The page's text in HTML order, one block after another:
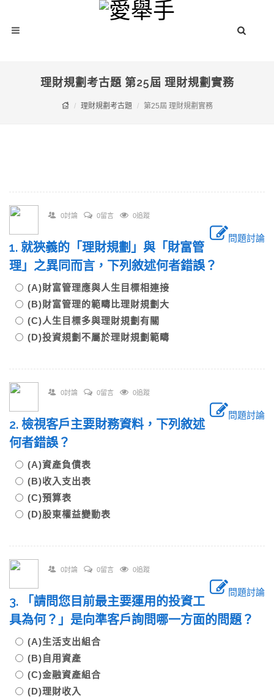
理財規劃考古題 第25屆 理財規劃實務
理財規劃考古題 第25屆 理財規劃實務
0討論 0留言 0追蹤
問題討論
1. 就狹義的「理財規劃」與「財富管
理」之異同而言，下列敘述何者錯誤？
(A)財富管理應與人生目標相連接
(B)財富管理的範疇比理財規劃大
(C)人生目標多與理財規劃有關
(D)投資規劃不屬於理財規劃範疇
0討論 0留言 0追蹤
問題討論
2. 檢視客戶主要財務資料，下列敘述
何者錯誤？
(A)資產負債表
(B)收入支出表
(C)預算表
(D)股東權益變動表
0討論 0留言 0追蹤
問題討論
3. 「請問您目前最主要運用的投資工
具為何？」是向準客戶詢問哪一方面的問題？
(A)生活支出組合
(B)自用資產
(C)金融資產組合
(D)理財收入